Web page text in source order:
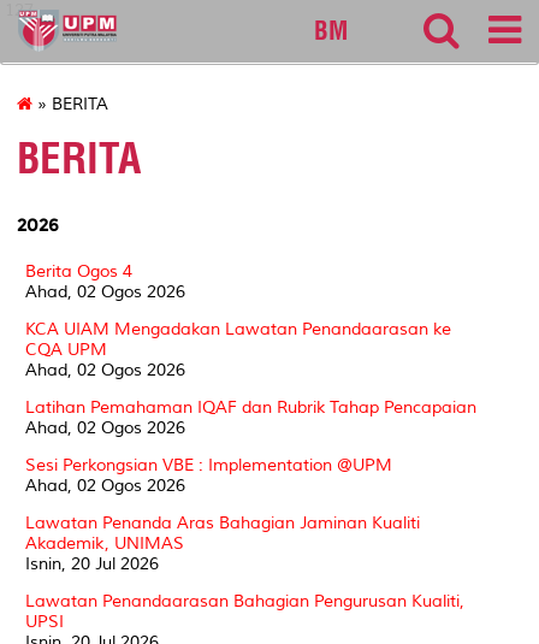
127
BM
» BERITA
BERITA
2026
Berita Ogos 4
Ahad, 02 Ogos 2026
KCA UIAM Mengadakan Lawatan Penandaarasan ke
CQA UPM
Ahad, 02 Ogos 2026
Latihan Pemahaman IQAF dan Rubrik Tahap Pencapaian
Ahad, 02 Ogos 2026
Sesi Perkongsian VBE : Implementation @UPM
Ahad, 02 Ogos 2026
Lawatan Penanda Aras Bahagian Jaminan Kualiti
Akademik, UNIMAS
Isnin, 20 Jul 2026
Lawatan Penandaarasan Bahagian Pengurusan Kualiti,
UPSI